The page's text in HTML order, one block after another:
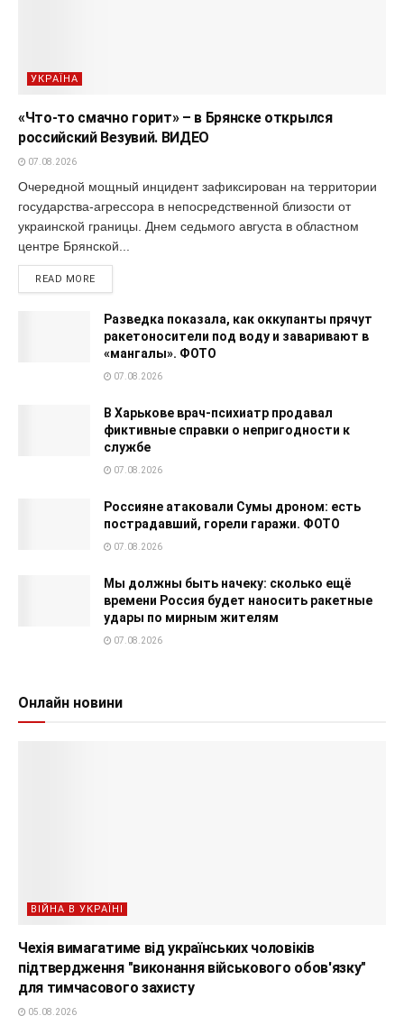
УКРАЇНА
«Что-то смачно горит» – в Брянске открылся
российский Везувий. ВИДЕО
07.08.2026
Очередной мощный инцидент зафиксирован на территории
государства-агрессора в непосредственной близости от
украинской границы. Днем седьмого августа в областном
центре Брянской...
READ MORE
Разведка показала, как оккупанты прячут
ракетоносители под воду и заваривают в
«мангалы». ФОТО
07.08.2026
В Харькове врач-психиатр продавал
фиктивные справки о непригодности к
службе
07.08.2026
Россияне атаковали Сумы дроном: есть
пострадавший, горели гаражи. ФОТО
07.08.2026
Мы должны быть начеку: сколько ещё
времени Россия будет наносить ракетные
удары по мирным жителям
07.08.2026
Онлайн новини
ВІЙНА В УКРАЇНІ
Чехія вимагатиме від українських чоловіків
підтвердження "виконання військового обов'язку"
для тимчасового захисту
05.08.2026